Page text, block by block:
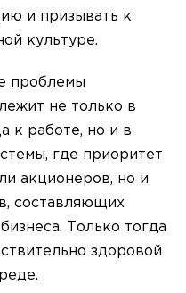
и призывать к
культуре.
проблемы
не только в
к работе, но и в
где приоритет
акционеров, но и
составляющих
Только тогда
здоровой